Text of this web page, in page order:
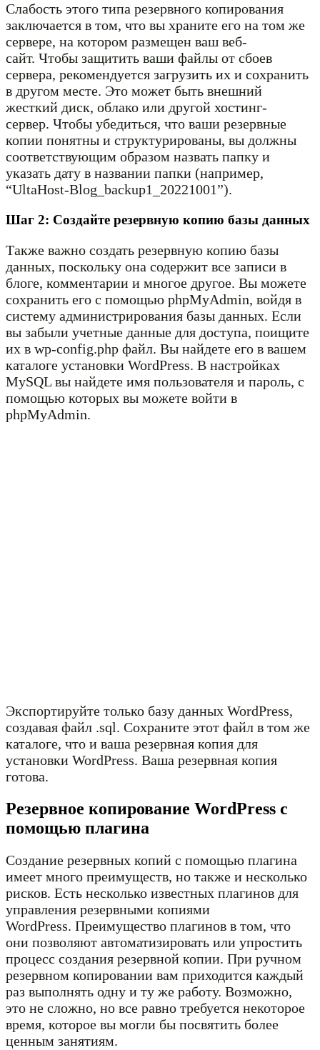
Слабость этого типа резервного копирования
заключается в том, что вы храните его на том же
сервере, на котором размещен ваш веб-
сайт. Чтобы защитить ваши файлы от сбоев
сервера, рекомендуется загрузить их и сохранить
в другом месте. Это может быть внешний
жесткий диск, облако или другой хостинг-
сервер. Чтобы убедиться, что ваши резервные
копии понятны и структурированы, вы должны
соответствующим образом назвать папку и
указать дату в названии папки (например,
“UltaHost-Blog_backup1_20221001”).
Шаг 2: Создайте резервную копию базы данных
Также важно создать резервную копию базы
данных, поскольку она содержит все записи в
блоге, комментарии и многое другое. Вы можете
сохранить его с помощью phpMyAdmin, войдя в
систему администрирования базы данных. Если
вы забыли учетные данные для доступа, поищите
их в wp-config.php файл. Вы найдете его в вашем
каталоге установки WordPress. В настройках
MySQL вы найдете имя пользователя и пароль, с
помощью которых вы можете войти в
phpMyAdmin.
Экспортируйте только базу данных WordPress,
создавая файл .sql. Сохраните этот файл в том же
каталоге, что и ваша резервная копия для
установки WordPress. Ваша резервная копия
готова.
Резервное копирование WordPress с
помощью плагина
Создание резервных копий с помощью плагина
имеет много преимуществ, но также и несколько
рисков. Есть несколько известных плагинов для
управления резервными копиями
WordPress. Преимущество плагинов в том, что
они позволяют автоматизировать или упростить
процесс создания резервной копии. При ручном
резервном копировании вам приходится каждый
раз выполнять одну и ту же работу. Возможно,
это не сложно, но все равно требуется некоторое
время, которое вы могли бы посвятить более
ценным занятиям.